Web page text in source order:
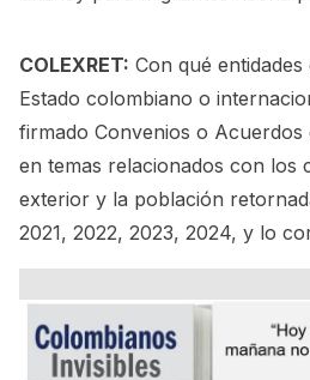
COLEXRET: Con qué
Estado colombiano o
firmado Convenios o Acuerdos
en temas relacionados con los
exterior y la población
2021, 2022, 2023, 2024, y lo